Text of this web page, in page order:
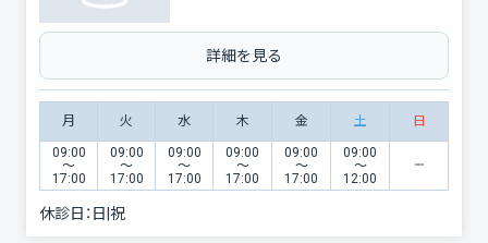
詳細を見る
月 火 水 木 金 土 日
09:00
〜
17:00
09:00
〜
17:00
09:00
〜
17:00
09:00
〜
17:00
09:00
〜
17:00
09:00
〜
12:00
休診日： 日|祝